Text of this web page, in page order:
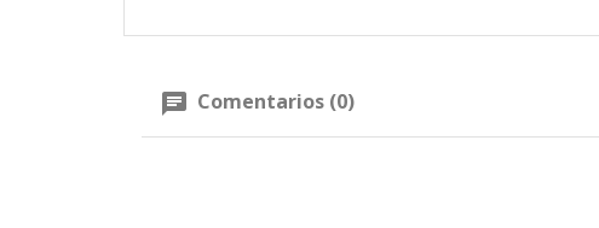
Comentarios (0)